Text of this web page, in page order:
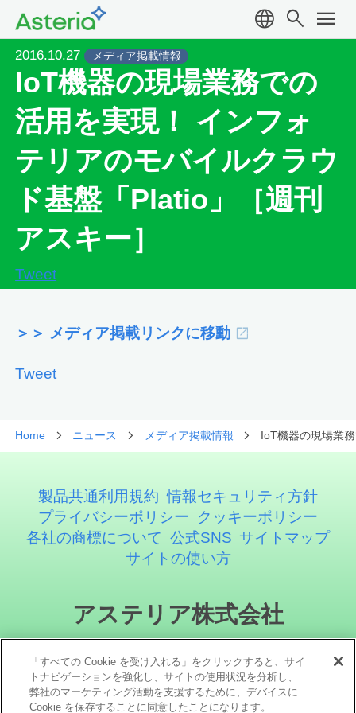
language search menu
2016.10.27 メディア掲載情報
IoT機器の現場業務での
活用を実現！ インフォ
テリアのモバイルクラウ
ド基盤「Platio」［週刊
アスキー］
Tweet
＞＞ メディア掲載リンクに移動
Tweet
Home ニュース メディア掲載情報 IoT機器の現場業
製品共通利用規約 情報セキュリティ方針
プライバシーポリシー
クッキーポリシー
各社の商標について 公式SNS サイトマップ
サイトの使い方
アステリア株式会社
「すべての Cookie を受け入れる」をクリックすると、サイ
トナビゲーションを強化し、サイトの使用状況を分析し、
弊社のマーケティング活動を支援するために、デバイスに
Cookie を保存することに同意したことになります。